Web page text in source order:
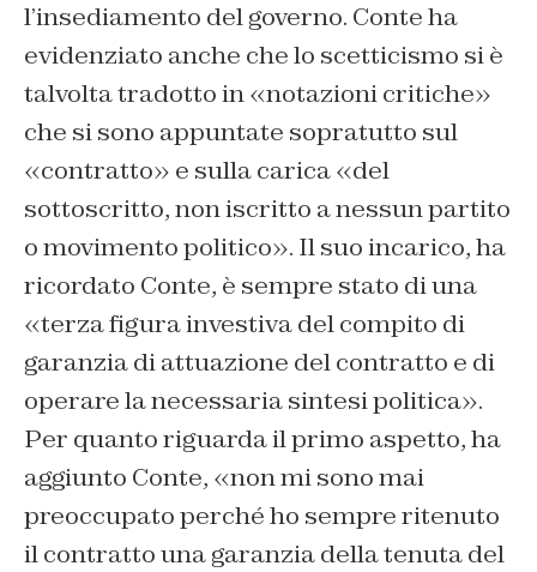
l’insediamento del governo. Conte ha
evidenziato anche che lo scetticismo si è
talvolta tradotto in «notazioni critiche»
che si sono appuntate sopratutto sul
«contratto» e sulla carica «del
sottoscritto, non iscritto a nessun partito
o movimento politico». Il suo incarico, ha
ricordato Conte, è sempre stato di una
«terza figura investiva del compito di
garanzia di attuazione del contratto e di
operare la necessaria sintesi politica».
Per quanto riguarda il primo aspetto, ha
aggiunto Conte, «non mi sono mai
preoccupato perché ho sempre ritenuto
il contratto una garanzia della tenuta del